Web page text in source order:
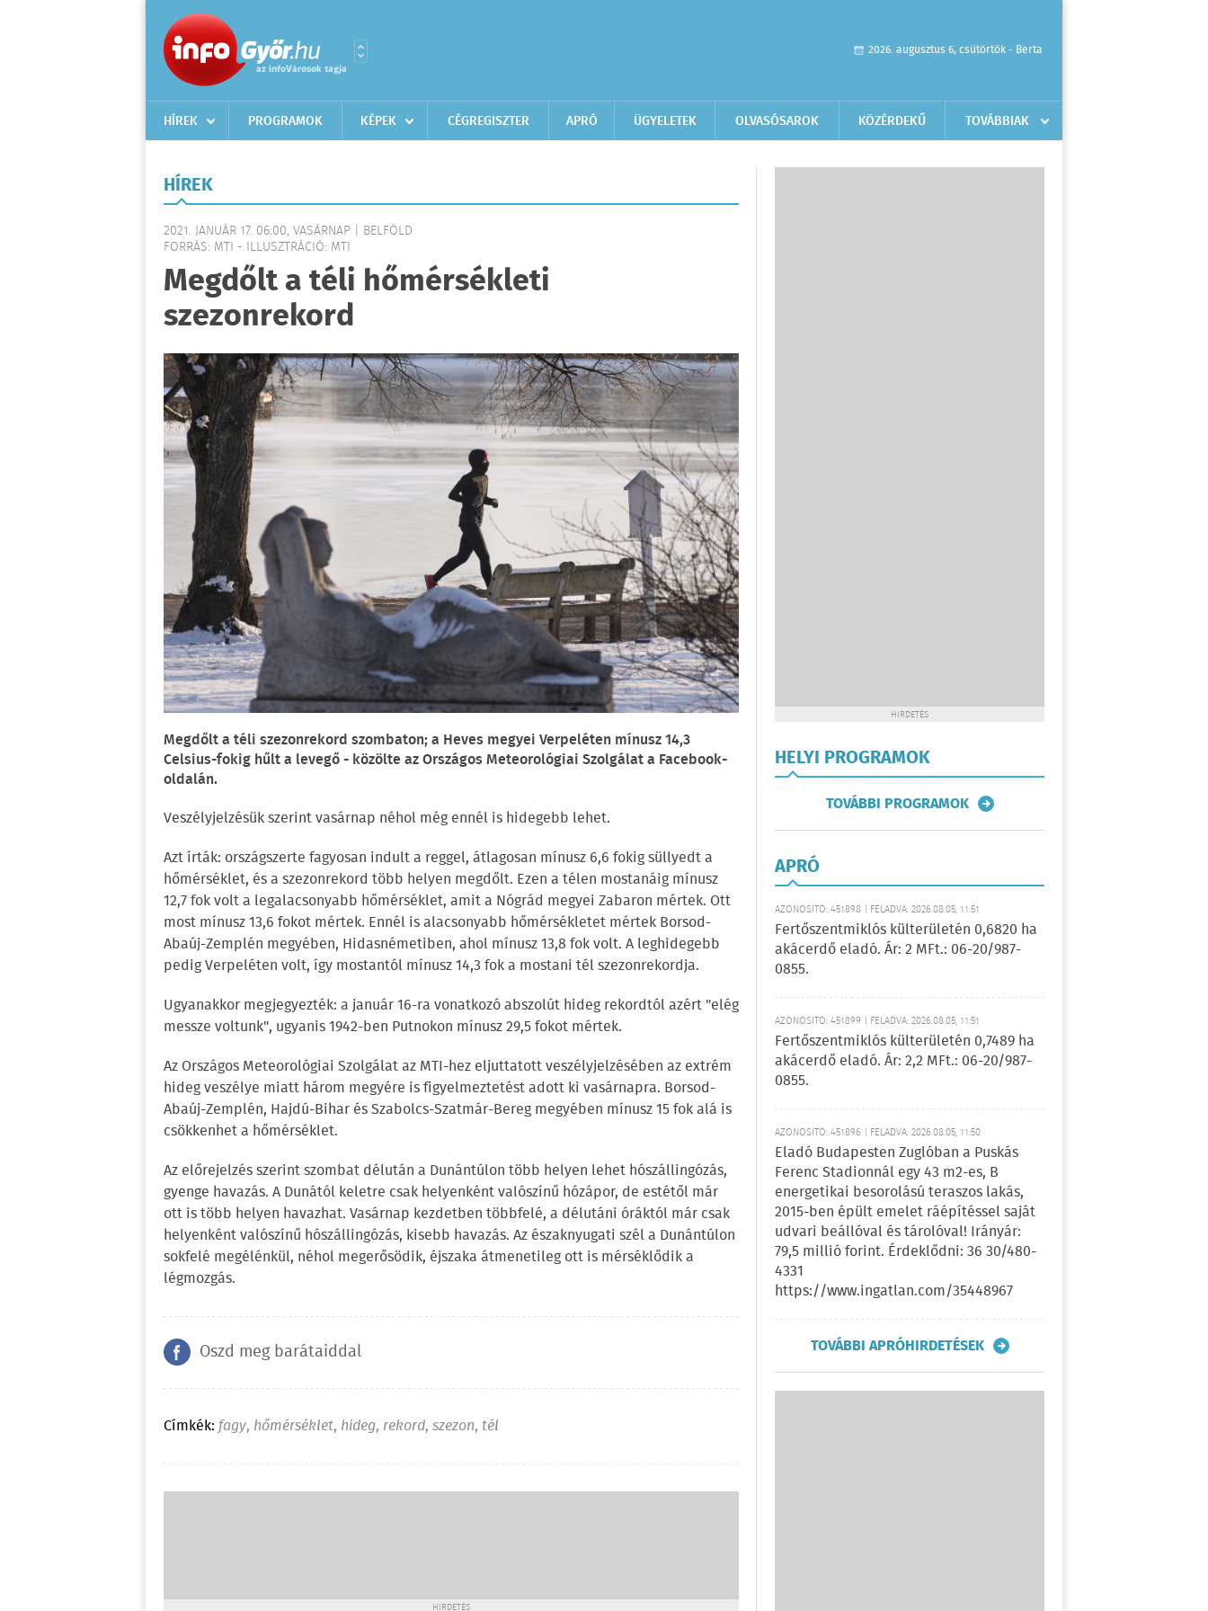
2026. augusztus 6, csütörtök - Berta
HÍREK PROGRAMOK KÉPEK CÉGREGISZTER APRÓ ÜGYELETEK OLVASÓSAROK KÖZÉRDEKŰ TOVÁBBIAK
HÍREK
2021. JANUÁR 17. 06:00, VASÁRNAP | BELFÖLD
FORRÁS: MTI - ILLUSZTRÁCIÓ: MTI
Megdőlt a téli hőmérsékleti
szezonrekord
Megdőlt a téli szezonrekord szombaton; a Heves megyei Verpeléten mínusz 14,3
Celsius-fokig hűlt a levegő - közölte az Országos Meteorológiai Szolgálat a Facebook-
oldalán.
Veszélyjelzésük szerint vasárnap néhol még ennél is hidegebb lehet.
Azt írták: országszerte fagyosan indult a reggel, átlagosan mínusz 6,6 fokig süllyedt a
hőmérséklet, és a szezonrekord több helyen megdőlt. Ezen a télen mostanáig mínusz
12,7 fok volt a legalacsonyabb hőmérséklet, amit a Nógrád megyei Zabaron mértek. Ott
most mínusz 13,6 fokot mértek. Ennél is alacsonyabb hőmérsékletet mértek Borsod-
Abaúj-Zemplén megyében, Hidasnémetiben, ahol mínusz 13,8 fok volt. A leghidegebb
pedig Verpeléten volt, így mostantól mínusz 14,3 fok a mostani tél szezonrekordja.
Ugyanakkor megjegyezték: a január 16-ra vonatkozó abszolút hideg rekordtól azért "elég
messze voltunk", ugyanis 1942-ben Putnokon mínusz 29,5 fokot mértek.
Az Országos Meteorológiai Szolgálat az MTI-hez eljuttatott veszélyjelzésében az extrém
hideg veszélye miatt három megyére is figyelmeztetést adott ki vasárnapra. Borsod-
Abaúj-Zemplén, Hajdú-Bihar és Szabolcs-Szatmár-Bereg megyében mínusz 15 fok alá is
csökkenhet a hőmérséklet.
Az előrejelzés szerint szombat délután a Dunántúlon több helyen lehet hószállingózás,
gyenge havazás. A Dunától keletre csak helyenként valószínű hózápor, de estétől már
ott is több helyen havazhat. Vasárnap kezdetben többfelé, a délutáni óráktól már csak
helyenként valószínű hószállingózás, kisebb havazás. Az északnyugati szél a Dunántúlon
sokfelé megélénkül, néhol megerősödik, éjszaka átmenetileg ott is mérséklődik a
légmozgás.
Oszd meg barátaiddal
Címkék: fagy, hőmérséklet, hideg, rekord, szezon, tél
HIRDETÉS
HIRDETÉS
HELYI PROGRAMOK
TOVÁBBI PROGRAMOK
APRÓ
AZONOSÍTÓ: 451898 | FELADVA: 2026.08.05, 11:51
Fertőszentmiklós külterületén 0,6820 ha
akácerdő eladó. Ár: 2 MFt.: 06-20/987-
0855.
AZONOSÍTÓ: 451899 | FELADVA: 2026.08.05, 11:51
Fertőszentmiklós külterületén 0,7489 ha
akácerdő eladó. Ár: 2,2 MFt.: 06-20/987-
0855.
AZONOSÍTÓ: 451896 | FELADVA: 2026.08.05, 11:50
Eladó Budapesten Zuglóban a Puskás
Ferenc Stadionnál egy 43 m2-es, B
energetikai besorolású teraszos lakás,
2015-ben épült emelet ráépítéssel saját
udvari beállóval és tárolóval! Irányár:
79,5 millió forint. Érdeklődni: 36 30/480-
4331
https://www.ingatlan.com/35448967
TOVÁBBI APRÓHIRDETÉSEK